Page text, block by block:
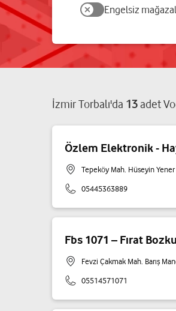
Engelsiz
İzmirTorbalı'da 13adet
Özlem Elektronik -
Tepeköy Mah. Hüseyin
05445363889
Fbs 1071 – Fırat
Fevzi Çakmak Mah. Barış
05514571071